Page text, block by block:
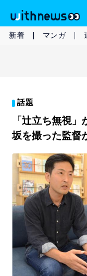
新着 マンガ
話題
「辻立ち無視
坂を撮った監督